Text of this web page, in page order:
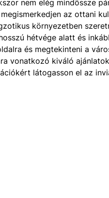
nem elég mindössze
az ottani
környezetben
hétvége alatt és
és megtekinteni a
vonatkozó kiváló
látogasson el az